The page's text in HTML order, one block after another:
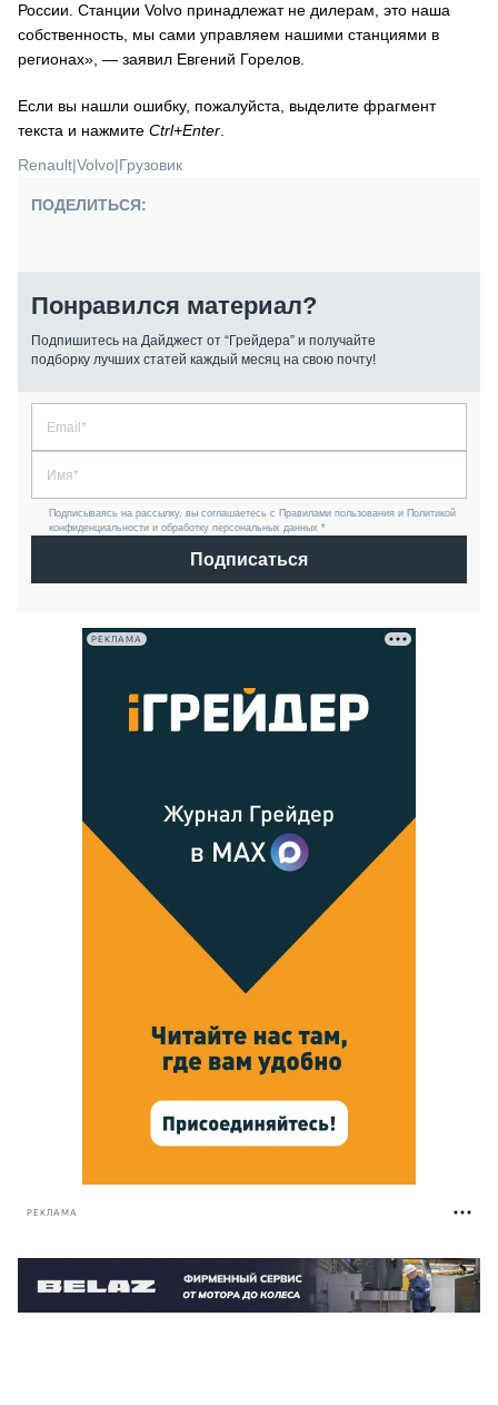
России. Станции Volvo принадлежат не дилерам, это наша
собственность, мы сами управляем нашими станциями в
регионах», — заявил Евгений Горелов.
Если вы нашли ошибку, пожалуйста, выделите фрагмент
текста и нажмите Ctrl+Enter
Renault|Volvo|Грузовик
ПОДЕЛИТЬСЯ:
Понравился материал?
Подпишитесь на Дайджест от “Грейдера” и получайте
подборку лучших статей каждый месяц на свою почту!
Подписываясь на рассылку, вы соглашаетесь с Правилами пользования и Политикой
конфиденциальности и обработку персональных данных *
Подписаться
РЕКЛАМА
РЕКЛАМА